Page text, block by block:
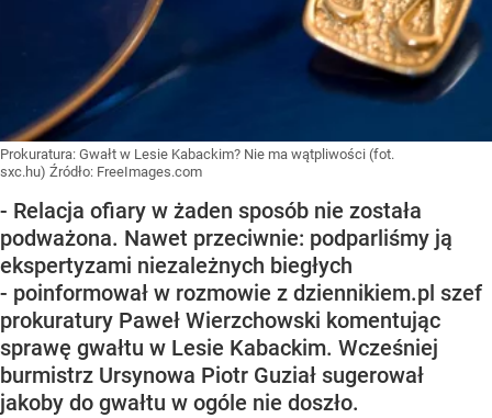
Prokuratura: Gwałt w Lesie Kabackim? Nie ma wątpliwości (fot.
sxc.hu) Źródło: FreeImages.com
- Relacja ofiary w żaden sposób nie została
podważona. Nawet przeciwnie: podparliśmy ją
ekspertyzami niezależnych biegłych
- poinformował w rozmowie z dziennikiem.pl szef
prokuratury Paweł Wierzchowski komentując
sprawę gwałtu w Lesie Kabackim. Wcześniej
burmistrz Ursynowa Piotr Guział sugerował
jakoby do gwałtu w ogóle nie doszło.